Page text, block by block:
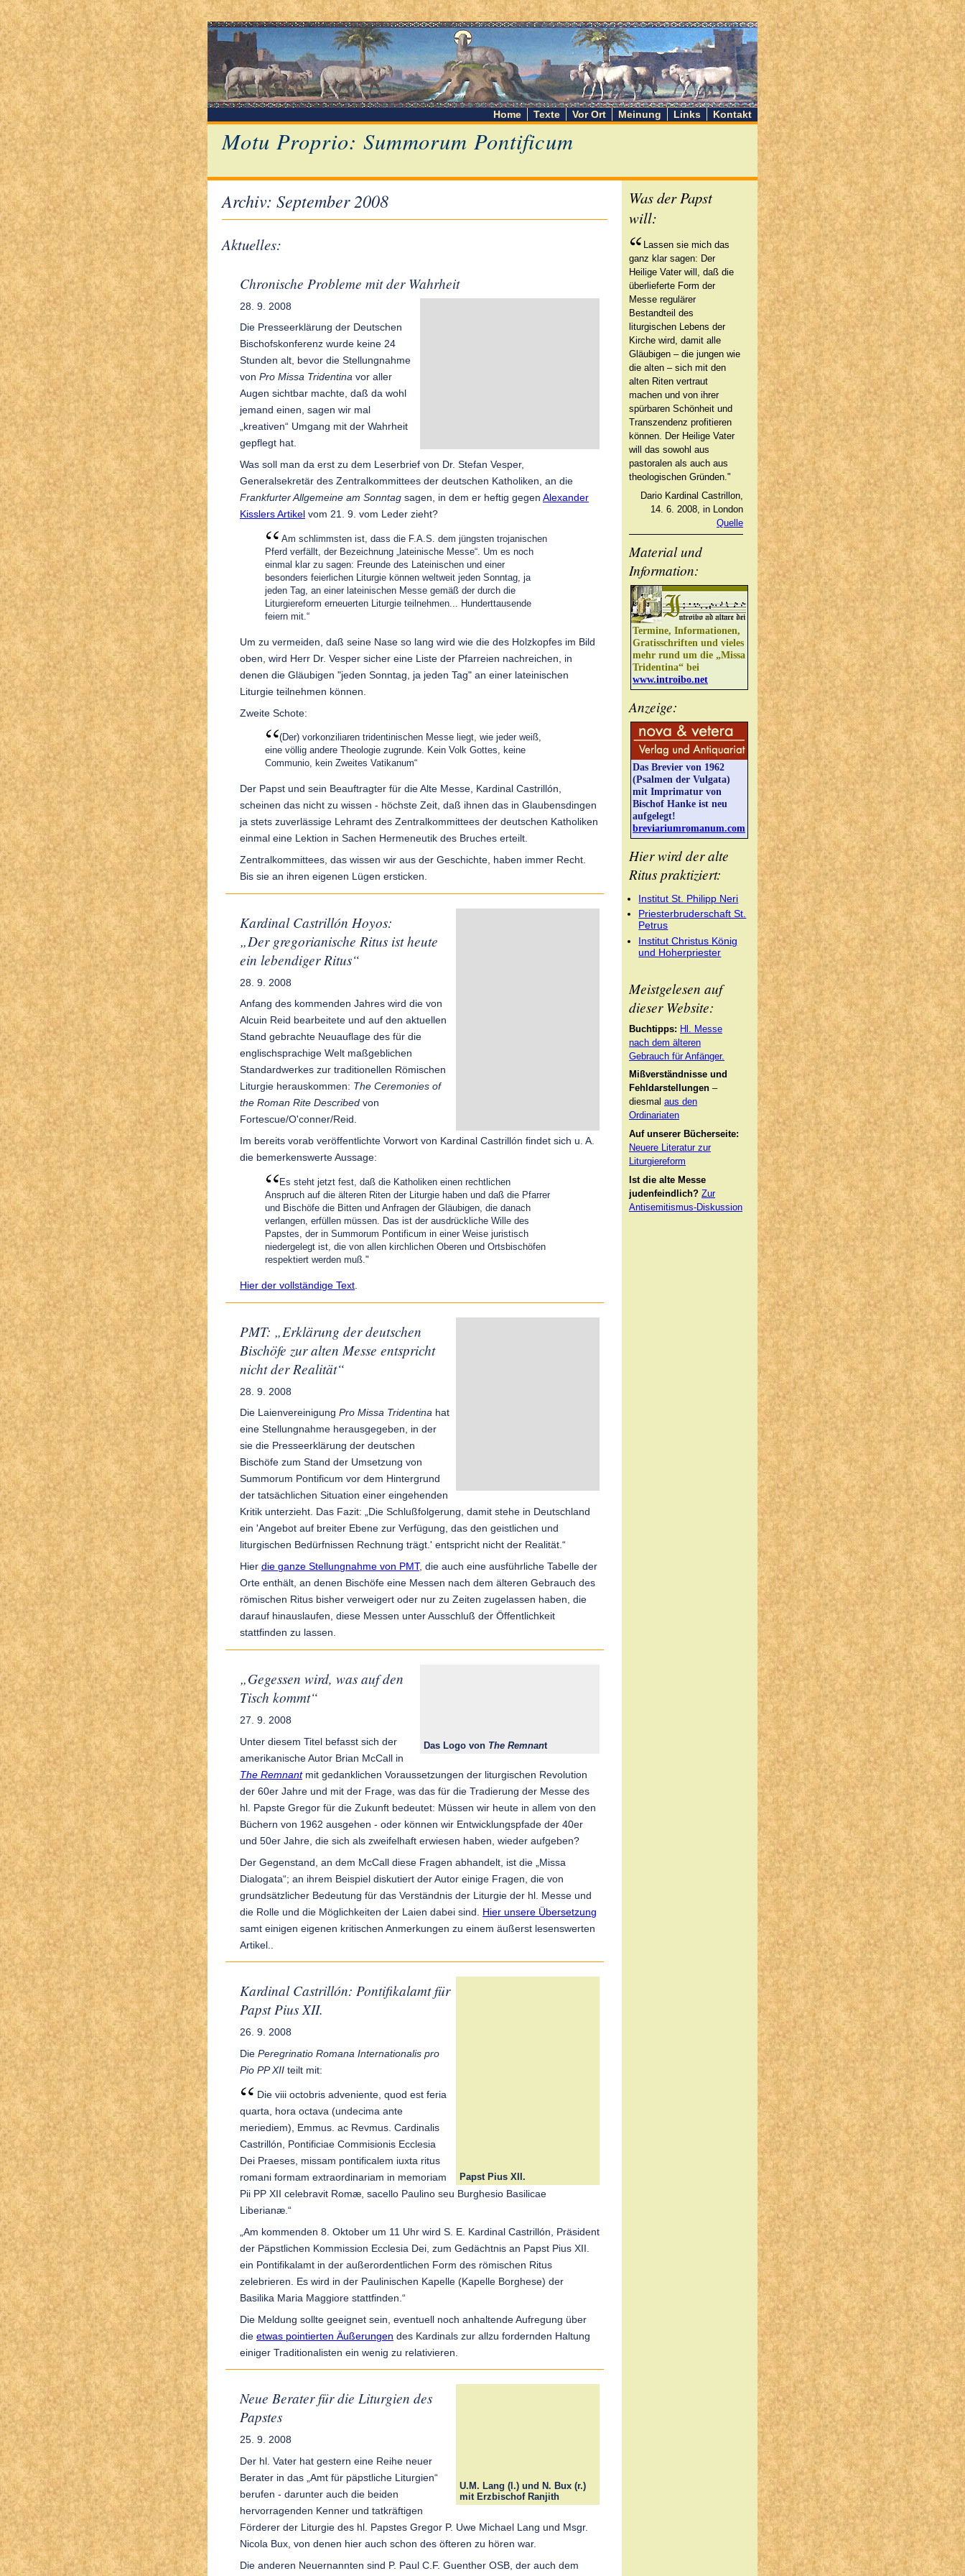
Motu Proprio: Summorum Pontificum
Home Texte Vor Ort Meinung Links Kontakt
Was der Papst
will:
Lassen sie mich das
ganz klar sagen: Der
Heilige Vater will, daß die
überlieferte Form der
Messe regulärer
Bestandteil des
liturgischen Lebens der
Kirche wird, damit alle
Gläubigen – die jungen wie
die alten – sich mit den
alten Riten vertraut
machen und von ihrer
spürbaren Schönheit und
Transzendenz profitieren
können. Der Heilige Vater
will das sowohl aus
pastoralen als auch aus
theologischen Gründen."
Dario Kardinal Castrillon,
14. 6. 2008, in London
Quelle
Material und
Information:
Termine, Informationen,
Gratisschriften und vieles
mehr rund um die „Missa
Tridentina“ bei
www.introibo.net
Anzeige:
Das Brevier von 1962
(Psalmen der Vulgata)
mit Imprimatur von
Bischof Hanke ist neu
aufgelegt!
breviariumromanum.com
Hier wird der alte
Ritus praktiziert:
Institut St. Philipp Neri
Priesterbruderschaft St.
Petrus
Institut Christus König
und Hoherpriester
Meistgelesen auf
dieser Website:
Buchtipps: Hl. Messe
nach dem älteren
Gebrauch für Anfänger.
Mißverständnisse und
Fehldarstellungen –
diesmal aus den
Ordinariaten
Auf unserer Bücherseite:
Neuere Literatur zur
Liturgiereform
Ist die alte Messe
judenfeindlich? Zur
Antisemitismus-Diskussion
Archiv: September 2008
Aktuelles:
Chronische Probleme mit der Wahrheit
28. 9. 2008
Die Presseerklärung der Deutschen
Bischofskonferenz wurde keine 24
Stunden alt, bevor die Stellungnahme
von Pro Missa Tridentina vor aller
Augen sichtbar machte, daß da wohl
jemand einen, sagen wir mal
„kreativen“ Umgang mit der Wahrheit
gepflegt hat.
Was soll man da erst zu dem Leserbrief von Dr. Stefan Vesper,
Generalsekretär des Zentralkommittees der deutschen Katholiken, an die
Frankfurter Allgemeine am Sonntag sagen, in dem er heftig gegen Alexander
Kisslers Artikel vom 21. 9. vom Leder zieht?
Am schlimmsten ist, dass die F.A.S. dem jüngsten trojanischen
Pferd verfällt, der Bezeichnung „lateinische Messe“. Um es noch
einmal klar zu sagen: Freunde des Lateinischen und einer
besonders feierlichen Liturgie können weltweit jeden Sonntag, ja
jeden Tag, an einer lateinischen Messe gemäß der durch die
Liturgiereform erneuerten Liturgie teilnehmen... Hunderttausende
feiern mit.“
Um zu vermeiden, daß seine Nase so lang wird wie die des Holzkopfes im Bild
oben, wird Herr Dr. Vesper sicher eine Liste der Pfarreien nachreichen, in
denen die Gläubigen "jeden Sonntag, ja jeden Tag" an einer lateinischen
Liturgie teilnehmen können.
Zweite Schote:
(Der) vorkonziliaren tridentinischen Messe liegt, wie jeder weiß,
eine völlig andere Theologie zugrunde. Kein Volk Gottes, keine
Communio, kein Zweites Vatikanum“
Der Papst und sein Beauftragter für die Alte Messe, Kardinal Castrillón,
scheinen das nicht zu wissen - höchste Zeit, daß ihnen das in Glaubensdingen
ja stets zuverlässige Lehramt des Zentralkommittees der deutschen Katholiken
einmal eine Lektion in Sachen Hermeneutik des Bruches erteilt.
Zentralkommittees, das wissen wir aus der Geschichte, haben immer Recht.
Bis sie an ihren eigenen Lügen ersticken.
Kardinal Castrillón Hoyos:
„Der gregorianische Ritus ist heute
ein lebendiger Ritus“
28. 9. 2008
Anfang des kommenden Jahres wird die von
Alcuin Reid bearbeitete und auf den aktuellen
Stand gebrachte Neuauflage des für die
englischsprachige Welt maßgeblichen
Standardwerkes zur traditionellen Römischen
Liturgie herauskommen: The Ceremonies of
the Roman Rite Described von
Fortescue/O'conner/Reid.
Im bereits vorab veröffentlichte Vorwort von Kardinal Castrillón findet sich u. A.
die bemerkenswerte Aussage:
Es steht jetzt fest, daß die Katholiken einen rechtlichen
Anspruch auf die älteren Riten der Liturgie haben und daß die Pfarrer
und Bischöfe die Bitten und Anfragen der Gläubigen, die danach
verlangen, erfüllen müssen. Das ist der ausdrückliche Wille des
Papstes, der in Summorum Pontificum in einer Weise juristisch
niedergelegt ist, die von allen kirchlichen Oberen und Ortsbischöfen
respektiert werden muß."
Hier der vollständige Text
PMT: „Erklärung der deutschen
Bischöfe zur alten Messe entspricht
nicht der Realität“
28. 9. 2008
Die Laienvereinigung Pro Missa Tridentina hat
eine Stellungnahme herausgegeben, in der
sie die Presseerklärung der deutschen
Bischöfe zum Stand der Umsetzung von
Summorum Pontificum vor dem Hintergrund
der tatsächlichen Situation einer eingehenden
Kritik unterzieht. Das Fazit: „Die Schlußfolgerung, damit stehe in Deutschland
ein 'Angebot auf breiter Ebene zur Verfügung, das den geistlichen und
liturgischen Bedürfnissen Rechnung trägt.' entspricht nicht der Realität.“
Hier die ganze Stellungnahme von PMT, die auch eine ausführliche Tabelle der
Orte enthält, an denen Bischöfe eine Messen nach dem älteren Gebrauch des
römischen Ritus bisher verweigert oder nur zu Zeiten zugelassen haben, die
darauf hinauslaufen, diese Messen unter Ausschluß der Öffentlichkeit
stattfinden zu lassen.
Das Logo von The Remnant
„Gegessen wird, was auf den
Tisch kommt“
27. 9. 2008
Unter diesem Titel befasst sich der
amerikanische Autor Brian McCall in
The Remnantmit gedanklichen Voraussetzungen der liturgischen Revolution
der 60er Jahre und mit der Frage, was das für die Tradierung der Messe des
hl. Papste Gregor für die Zukunft bedeutet: Müssen wir heute in allem von den
Büchern von 1962 ausgehen - oder können wir Entwicklungspfade der 40er
und 50er Jahre, die sich als zweifelhaft erwiesen haben, wieder aufgeben?
Der Gegenstand, an dem McCall diese Fragen abhandelt, ist die „Missa
Dialogata“; an ihrem Beispiel diskutiert der Autor einige Fragen, die von
grundsätzlicher Bedeutung für das Verständnis der Liturgie der hl. Messe und
die Rolle und die Möglichkeiten der Laien dabei sind. Hier unsere Übersetzung
samt einigen eigenen kritischen Anmerkungen zu einem äußerst lesenswerten
Artikel..
Papst Pius XII.
Kardinal Castrillón: Pontifikalamt für
Papst Pius XII.
26. 9. 2008
Die Peregrinatio Romana Internationalis pro
Pio PP XII teilt mit:
Die viii octobris adveniente, quod est feria
quarta, hora octava (undecima ante
meriediem), Emmus. ac Revmus. Cardinalis
Castrillón, Pontificiae Commisionis Ecclesia
Dei Praeses, missam pontificalem iuxta ritus
romani formam extraordinariam in memoriam
Pii PP XII celebravit Romæ, sacello Paulino seu Burghesio Basilicae
Liberianæ.“
„Am kommenden 8. Oktober um 11 Uhr wird S. E. Kardinal Castrillón, Präsident
der Päpstlichen Kommission Ecclesia Dei, zum Gedächtnis an Papst Pius XII.
ein Pontifikalamt in der außerordentlichen Form des römischen Ritus
zelebrieren. Es wird in der Paulinischen Kapelle (Kapelle Borghese) der
Basilika Maria Maggiore stattfinden.“
Die Meldung sollte geeignet sein, eventuell noch anhaltende Aufregung über
die etwas pointierten Äußerungen des Kardinals zur allzu fordernden Haltung
einiger Traditionalisten ein wenig zu relativieren.
U.M. Lang (l.) und N. Bux (r.)
mit Erzbischof Ranjith
Neue Berater für die Liturgien des
Papstes
25. 9. 2008
Der hl. Vater hat gestern eine Reihe neuer
Berater in das „Amt für päpstliche Liturgien“
berufen - darunter auch die beiden
hervorragenden Kenner und tatkräftigen
Förderer der Liturgie des hl. Papstes Gregor P. Uwe Michael Lang und Msgr.
Nicola Bux, von denen hier auch schon des öfteren zu hören war.
Die anderen Neuernannten sind P. Paul C.F. Guenther OSB, der auch dem